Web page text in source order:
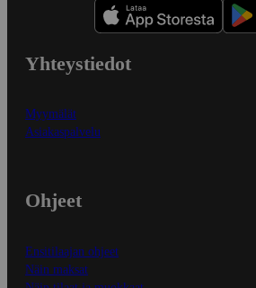
Yhteystiedot
Myymälät
Asiakaspalvelu
Ohjeet
Ensitilaajan ohjeet
Näin maksat